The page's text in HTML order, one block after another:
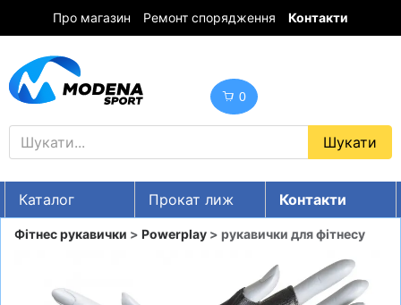
Про магазин Ремонт спорядження Контакти
0
Каталог Прокат лиж
Контакти
UA RU EN
ГІРСЬКІ ЛИЖІ
Фітнес рукавички > Powerplay > рукавички для фітнесу